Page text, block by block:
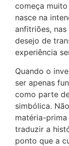
começa
nasce na
anfitriões,
desejo de
experiência
Quando o
ser apenas
como parte
simbólica.
matéria-
traduzir a
ponto que a